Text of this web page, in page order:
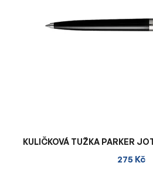
KULIČKOVÁ TUŽKA PARKER
275 Kč